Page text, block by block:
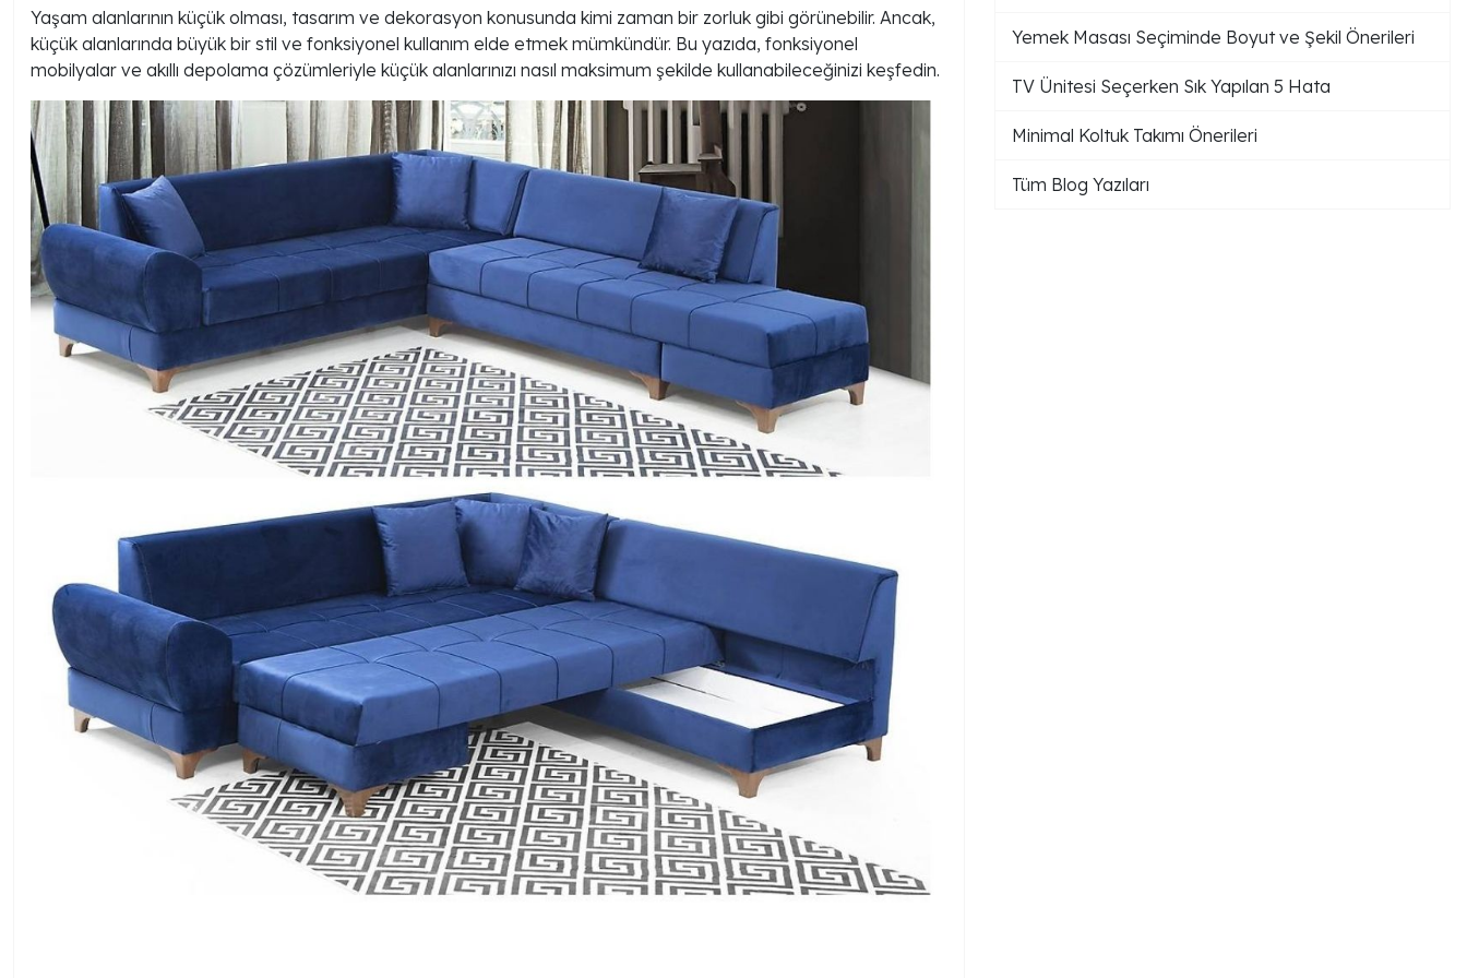
Yaşam alanlarının küçük olması, tasarım ve dekorasyon konusunda kimi zaman bir zorluk gibi görünebilir. Ancak,
küçük alanlarında büyük bir stil ve fonksiyonel kullanım elde etmek mümkündür. Bu yazıda, fonksiyonel
mobilyalar ve akıllı depolama çözümleriyle küçük alanlarınızı nasıl maksimum şekilde kullanabileceğinizi keşfedin.
Yemek Masası Seçiminde Boyut ve Şekil Önerileri
TV Ünitesi Seçerken Sık Yapılan 5 Hata
Minimal Koltuk Takımı Önerileri
Tüm Blog Yazıları